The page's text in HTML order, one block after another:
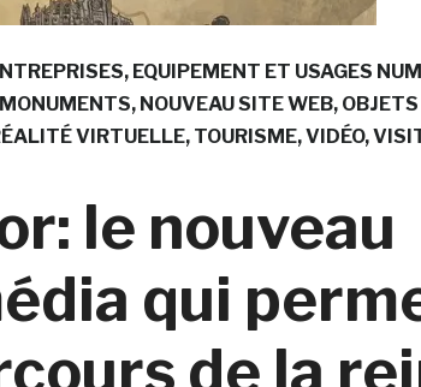
EQUIPEMENT ET USAGES
MONUMENTS NOUVEAU SITE WEB OBJETS
VIRTUELLE TOURISME VIDÉO
le nouveau
qui
de la